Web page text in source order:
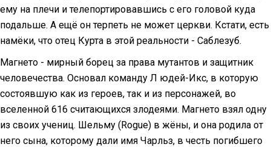
ему на плечи и телепортировавшись с его головой куда
подальше. А ещё он терпеть не может церкви. Кстати, есть
намёки, что отец Курта в этой реальности - Саблезуб.
Магнето - мирный борец за права мутантов и защитник
человечества. Основал команду Л юдей-Икс, в которую
состоявшую как из героев, так и из персонажей, во
вселенной 616 считающихся злодеями. Магнето взял одну
из своих учениц. Шельму (Rogue) в жёны, и она родила от
него сына, которому дали имя Чарльз, в честь погибшего